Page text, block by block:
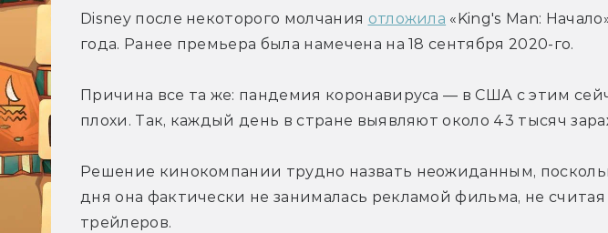
Disney после некоторого молчания отложила «King's Man:
года. Ранее премьера была намечена на 18 сентября 2020-го.
Причина все та же: пандемия коронавируса — в США с этим
плохи. Так, каждый день в стране выявляют около 43 тысяч
Решение кинокомпании трудно назвать неожиданным,
дня она фактически не занималась рекламой фильма, не считая
трейлеров.